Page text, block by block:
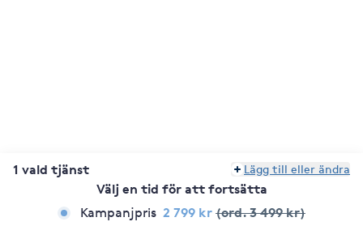
1 vald tjänst Lägg till eller ändra
Välj en tid för att fortsätta
Kampanjpris 2 799 kr (ord. 3 499 kr)